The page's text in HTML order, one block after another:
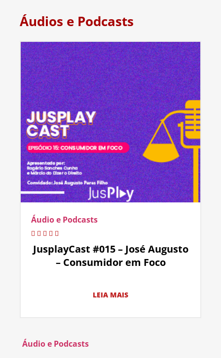
Áudios e Podcasts
Áudio e Podcasts
JusplayCast #015 – José Augusto
– Consumidor em Foco
LEIA MAIS
Áudio e Podcasts